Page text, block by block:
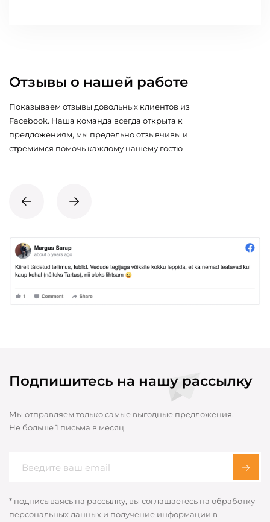
Отзывы о нашей работе
Показываем отзывы довольных клиентов из
Facebook. Наша команда всегда открыта к
предложениям, мы предельно отзывчивы и
стремимся помочь каждому нашему гостю
Подпишитесь на нашу рассылку
Мы отправляем только самые выгодные предложения.
Не больше 1 письма в месяц
* подписываясь на рассылку, вы соглашаетесь на обработку
персональных данных и получение информации в